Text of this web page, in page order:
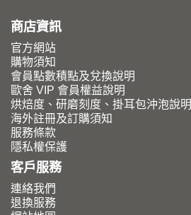
商店資訊
官方網站
購物須知
會員點數積點及兌換說明
歐舍 VIP 會員權益說明
烘焙度、研磨刻度、掛耳包沖泡說明
海外註冊及訂購須知
服務條款
隱私權保護
客戶服務
連絡我們
退換服務